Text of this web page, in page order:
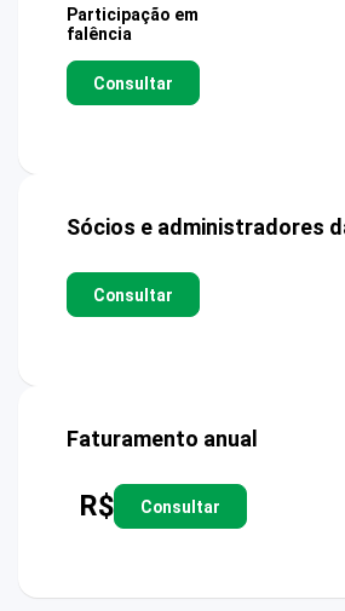
Participação em
falência
Consultar
Sócios e administradores
Consultar
Faturamento anual
R$ Consultar